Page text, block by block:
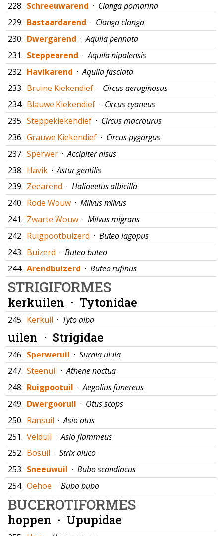
228. Schreeuwarend · Clanga pomarina
229. Bastaardarend · Clanga clanga
230. Dwergarend ·Aquila pennata
231. Steppearend ·Aquila nipalensis
232. Havikarend ·Aquila fasciata
233. Bruine Kiekendief · Circus aeruginosus
234. Blauwe Kiekendief · Circus cyaneus
235. Steppekiekendief · Circus macrourus
236. Grauwe Kiekendief · Circus pygargus
237. Sperwer ·Accipiter nisus
238. Havik ·Astur gentilis
239. Zeearend · Haliaeetus albicilla
240. Rode Wouw · Milvus milvus
241. Zwarte Wouw · Milvus migrans
242. Ruigpootbuizerd · Buteo lagopus
243. Buizerd · Buteo buteo
244. Arendbuizerd · Buteo rufinus
STRIGIFORMES
kerkuilen · Tytonidae
245. Kerkuil · Tyto alba
uilen · Strigidae
246. Sperweruil · Surnia ulula
247. Steenuil ·Athene noctua
248. Ruigpootuil ·Aegolius funereus
249. Dwergooruil · Otus scops
250. Ransuil ·Asio otus
251. Velduil ·Asio flammeus
252. Bosuil · Strix aluco
253. Sneeuwuil · Bubo scandiacus
254. Oehoe · Bubo bubo
BUCEROTIFORMES
hoppen · Upupidae